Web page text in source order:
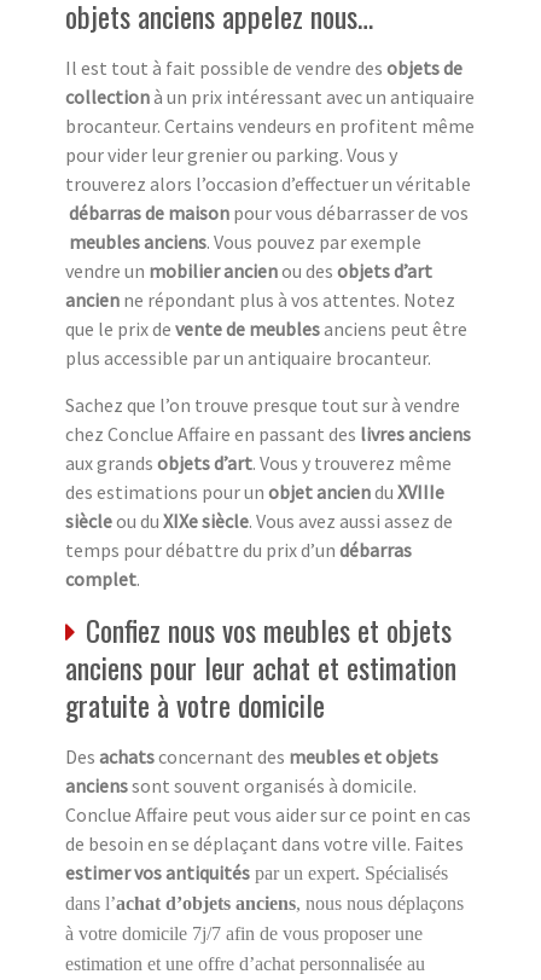
objets anciens appelez nous…
Il est tout à fait possible de vendre des objets de
collectionà un prix intéressant avec un antiquaire
brocanteur. Certains vendeurs en profitent même
pour vider leur grenier ou parking. Vous y
trouverez alors l’occasion d’effectuer un véritable
débarras de maison pour vous débarrasser de vos
meubles anciens. Vous pouvez par exemple
vendre un mobilier ancienou des objets d’art
ancien ne répondant plus à vos attentes. Notez
que le prix de vente de meublesanciens peut être
plus accessible par un antiquaire brocanteur.
Sachez que l’on trouve presque tout sur à vendre
chez Conclue Affaire en passant des livres anciens
aux grands objets d’art. Vous y trouverez même
des estimations pour un objet anciendu XVIIIe
siècleou du XIXe siècle. Vous avez aussi assez de
temps pour débattre du prix d’un débarras
complet.
Confiez nous vos meubles et objets
anciens pour leur achat et estimation
gratuite à votre domicile
Des achatsconcernant des meubles et objets
ancienssont souvent organisés à domicile.
Conclue Affaire peut vous aider sur ce point en cas
de besoin en se déplaçant dans votre ville. Faites
estimer vos antiquités par un expert. Spécialisés
dans l’achat d’objets anciens, nous nous déplaçons
à votre domicile 7j/7 afin de vous proposer une
estimation et une offre d’achat personnalisée au